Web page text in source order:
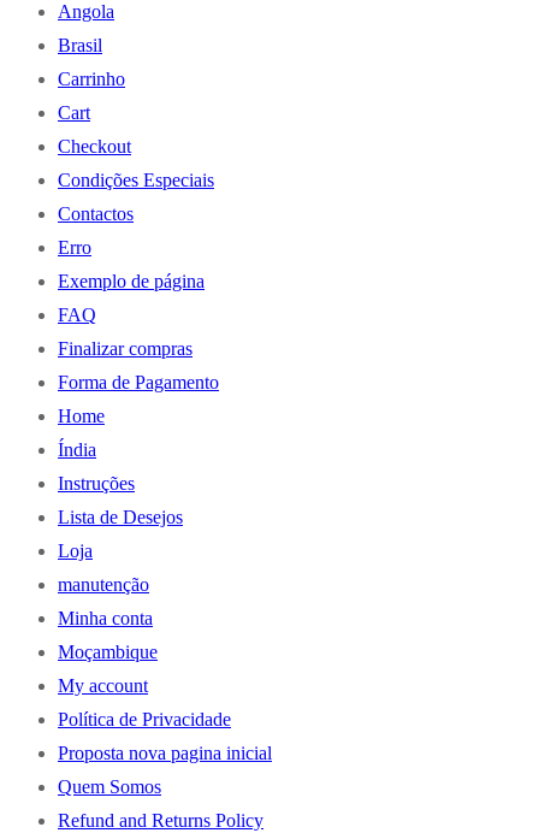
Angola
Brasil
Carrinho
Cart
Checkout
Condições Especiais
Contactos
Erro
Exemplo de página
FAQ
Finalizar compras
Forma de Pagamento
Home
Índia
Instruções
Lista de Desejos
Loja
manutenção
Minha conta
Moçambique
My account
Política de Privacidade
Proposta nova pagina inicial
Quem Somos
Refund and Returns Policy